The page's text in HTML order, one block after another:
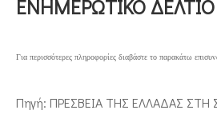
ΕΠΙΜΕΛΗΤΗΡΙΟΥ
ΣΕ
ΕΝΗΜΕΡΩΤΙΚΟ ΔΕΛΤΙΟ
Για περισσότερες πληροφορίες διαβάστε το παρακάτω
Πηγή: ΠΡΕΣΒΕΙΑ ΤΗΣ ΕΛΛΑΔΑΣ ΣΤΗ